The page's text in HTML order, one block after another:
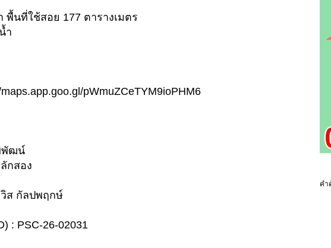
พื้นที่ใช้สอย 177 ตารางเมตร
ำ
pWmuZCeTYM9ioPHM6
พัฒน์
กสอง
ส กัลปพฤกษ์
: PSC-26-02031
คำ